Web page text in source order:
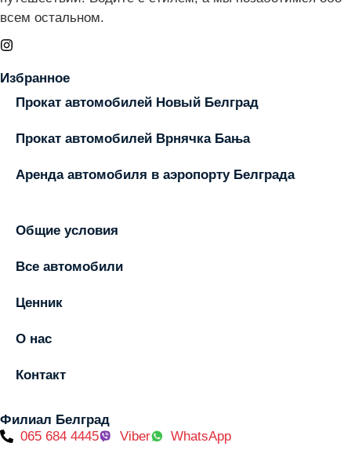
всем остальном.
Избранное
Прокат автомобилей Новый Белград
Прокат автомобилей Врнячка Бања
Аренда автомобиля в аэропорту Белграда
Общие условия
Все автомобили
Ценник
О нас
Контакт
Филиал Белград
065 684 4445
Viber
WhatsApp